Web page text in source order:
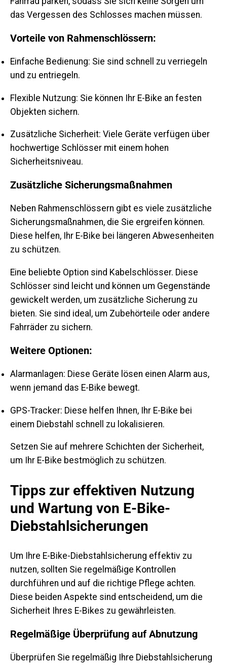
das Vergessen des Schlosses machen müssen.
Vorteile von Rahmenschlössern:
Einfache Bedienung: Sie sind schnell zu verriegeln
und zu entriegeln.
Flexible Nutzung: Sie können Ihr E-Bike an festen
Objekten sichern.
Zusätzliche Sicherheit: Viele Geräte verfügen über
hochwertige Schlösser mit einem hohen
Sicherheitsniveau.
Zusätzliche Sicherungsmaßnahmen
Neben Rahmenschlössern gibt es viele zusätzliche
Sicherungsmaßnahmen, die Sie ergreifen können.
Diese helfen, Ihr E-Bike bei längeren Abwesenheiten
zu schützen.
Eine beliebte Option sind Kabelschlösser. Diese
Schlösser sind leicht und können um Gegenstände
gewickelt werden, um zusätzliche Sicherung zu
bieten. Sie sind ideal, um Zubehörteile oder andere
Fahrräder zu sichern.
Weitere Optionen:
Alarmanlagen: Diese Geräte lösen einen Alarm aus,
wenn jemand das E-Bike bewegt.
GPS-Tracker: Diese helfen Ihnen, Ihr E-Bike bei
einem Diebstahl schnell zu lokalisieren.
Setzen Sie auf mehrere Schichten der Sicherheit,
um Ihr E-Bike bestmöglich zu schützen.
Tipps zur effektiven Nutzung
und Wartung von E-Bike-
Diebstahlsicherungen
Um Ihre E-Bike-Diebstahlsicherung effektiv zu
nutzen, sollten Sie regelmäßige Kontrollen
durchführen und auf die richtige Pflege achten.
Diese beiden Aspekte sind entscheidend, um die
Sicherheit Ihres E-Bikes zu gewährleisten.
Regelmäßige Überprüfung auf Abnutzung
Überprüfen Sie regelmäßig Ihre Diebstahlsicherung